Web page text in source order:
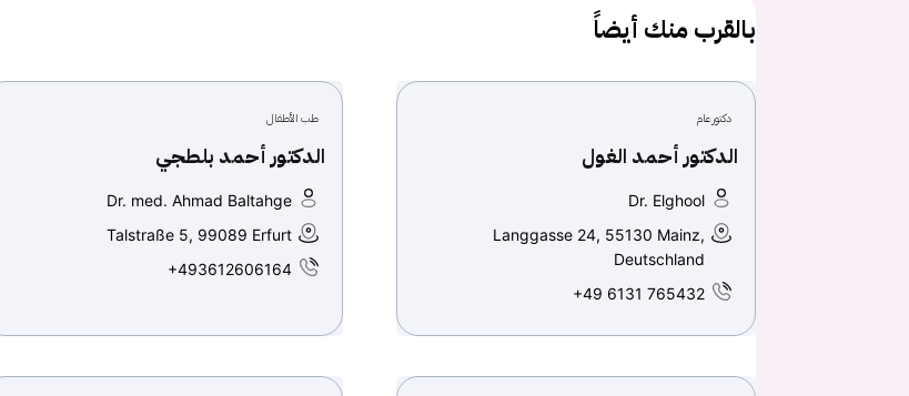
بالقرب منك أيضاً
دكتور عام
الدكتور أحمد الغول
Dr. Elghool
Langgasse 24, 55130 Mainz,
Deutschland
+49 6131 765432
طب الأطفال
الدكتور أحمد بلطجي
Dr. med. Ahmad Baltahge
Talstraße 5, 99089 Erfurt
+493612606164